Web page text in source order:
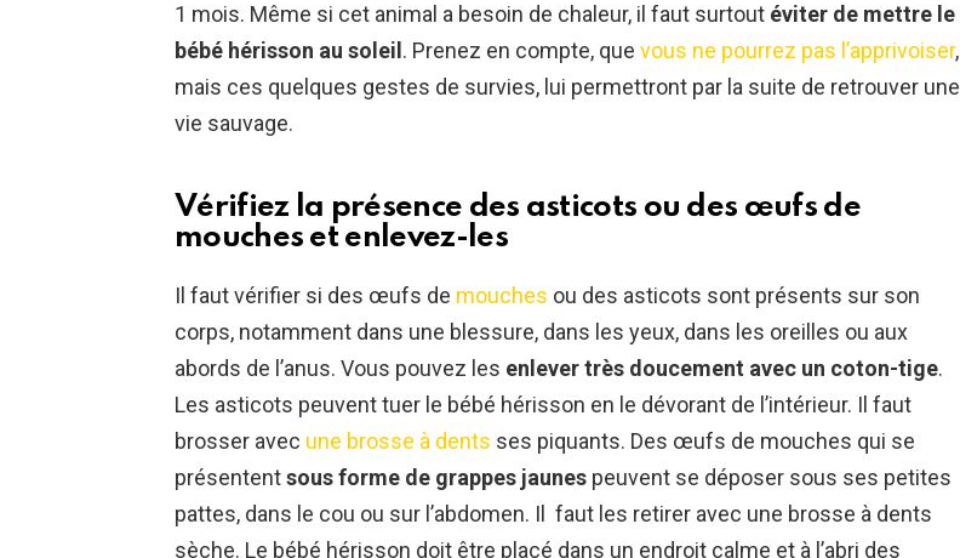
1 mois. Même si cet animal a besoin de chaleur, il faut surtout éviter de mettre le
bébé hérisson au soleil . Prenez en compte, que vous ne pourrez pas l’apprivoiser,
mais ces quelques gestes de survies, lui permettront par la suite de retrouver une
vie sauvage.
Vérifiez la présence des asticots ou des œufs de
mouches et enlevez-les
Il faut vérifier si des œufs de mouches ou des asticots sont présents sur son
corps, notamment dans une blessure, dans les yeux, dans les oreilles ou aux
abords de l’anus. Vous pouvez les enlever très doucement avec un coton-tige.
Les asticots peuvent tuer le bébé hérisson en le dévorant de l’intérieur. Il faut
brosser avec une brosse à dents ses piquants. Des œufs de mouches qui se
présententsous forme de grappes jaunes peuvent se déposer sous ses petites
pattes, dans le cou ou sur l’abdomen. Il faut les retirer avec une brosse à dents
sèche. Le bébé hérisson doit être placé dans un endroit calme et à l’abri des